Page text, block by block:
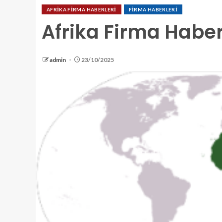
AFRİKA FİRMA HABERLERİ FİRMA HABERLERİ
Afrika Firma
admin 23/10/2025